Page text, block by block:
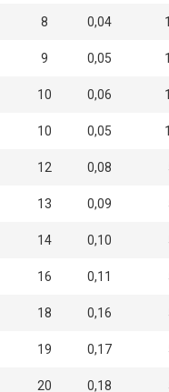
8 0,04
9 0,05
10 0,06
10 0,05
12 0,08
13 0,09
14 0,10
16 0,11
18 0,16
19 0,17
20 0,18